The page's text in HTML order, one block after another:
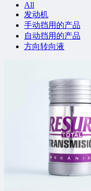
All
发动机
手动挡用的产品
自动挡用的产品
方向转向液